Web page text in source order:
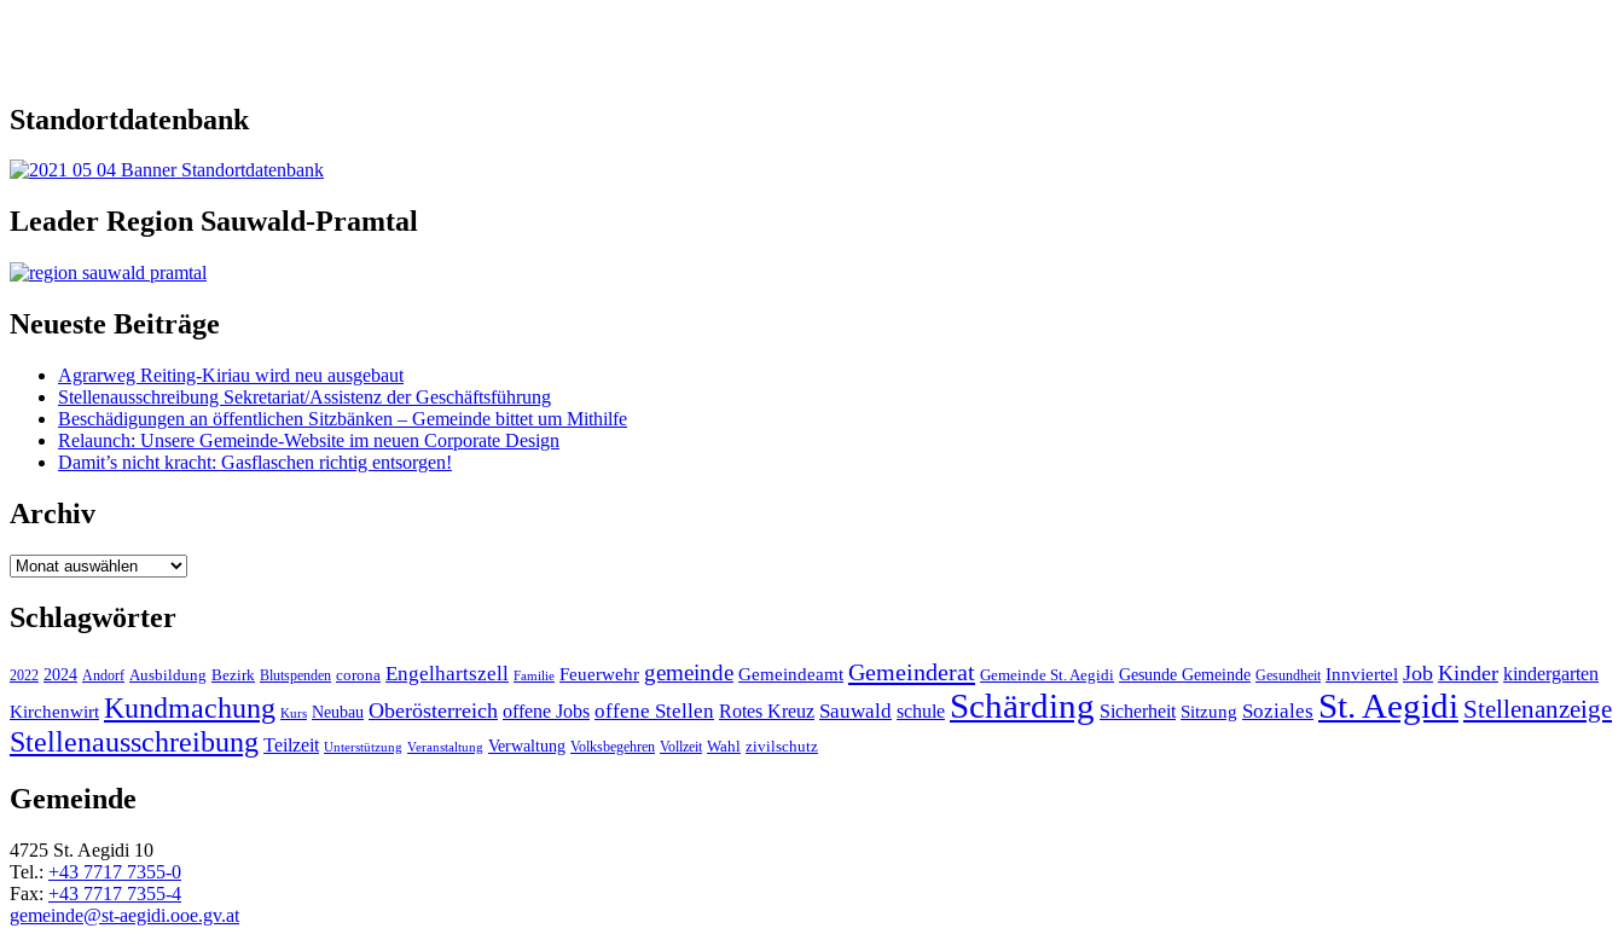
Standortdatenbank
Leader Region Sauwald-Pramtal
Neueste Beiträge
Agrarweg Reiting-Kiriau wird neu ausgebaut
Stellenausschreibung Sekretariat/Assistenz der Geschäftsführung
Beschädigungen an öffentlichen Sitzbänken – Gemeinde bittet um Mithilfe
Relaunch: Unsere Gemeinde-Website im neuen Corporate Design
Damit’s nicht kracht: Gasflaschen richtig entsorgen!
Archiv
Archiv
Schlagwörter
2022 2024 Andorf Ausbildung Bezirk Blutspenden corona Engelhartszell Familie Feuerwehr gemeinde Gemeindeamt Gemeinderat Gemeinde St. Aegidi Gesunde Gemeinde Gesundheit Innviertel Job Kinder kindergarten
Kirchenwirt Kundmachung Kurs Neubau Oberösterreich offene Jobs offene Stellen Rotes Kreuz Sauwald schule Schärding Sicherheit Sitzung Soziales St. Aegidi Stellenanzeige
Stellenausschreibung Teilzeit Unterstützung Veranstaltung Verwaltung Volksbegehren Vollzeit Wahl zivilschutz
Gemeinde
4725 St. Aegidi 10
Tel.: +43 7717 7355-0
Fax: +43 7717 7355-4
gemeinde@st-aegidi.ooe.gv.at